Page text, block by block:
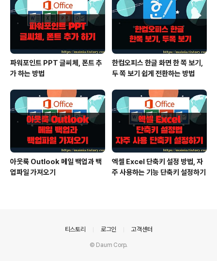
파워포인트 PPT 글씨체, 폰트 추
가 하는 방법
한컴오피스 한글 화면 한 쪽 보기,
두 쪽 보기 쉽게 전환하는 방법
아웃룩 Outlook 메일 백업과 백
업파일 가져오기
엑셀 Excel 단축키 설정 방법, 자
주 사용하는 기능 단축키 설정하기
티스토리 로그인 고객센터
© Daum Corp.